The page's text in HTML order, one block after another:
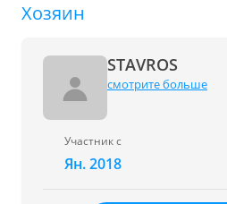
Хозяин
STAVROS
смотрите больше
Участник с
Ян. 2018